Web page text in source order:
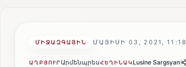
ՄԻՋԱԶԳԱՅԻՆ ՄԱՅԻՍԻ 03, 2021, 11:18
ԱՂԲՅՈՒՐ ԱրմենպրեսՀԵՂԻՆԱԿ Lusine Sargsyan